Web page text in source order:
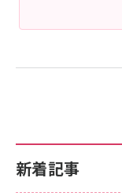
新着記事